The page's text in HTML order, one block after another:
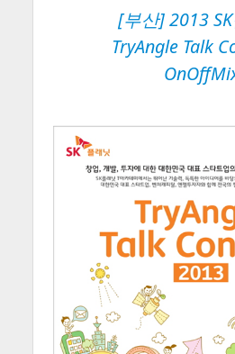
[부산] 2013
TryAngle Talk